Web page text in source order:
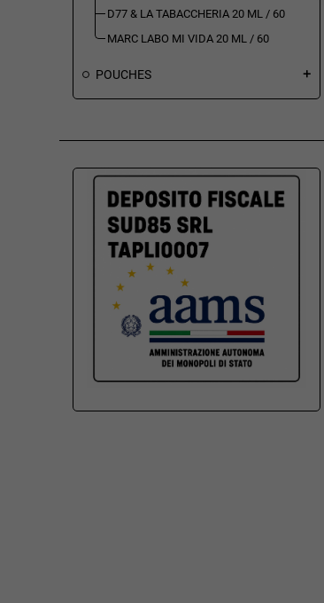
D77 & LA TABACCHERIA 20 ML / 60
MARC LABO MI VIDA 20 ML / 60
POUCHES add